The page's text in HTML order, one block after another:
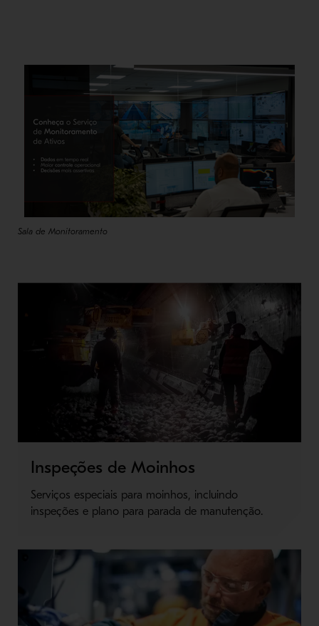
Sala de Monitoramento
Inspeções de Moinhos
Serviços especiais para moinhos, incluindo
inspeções e plano para parada de manutenção.